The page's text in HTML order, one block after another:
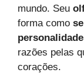
mundo. Seu
forma como
razões pelas
corações.